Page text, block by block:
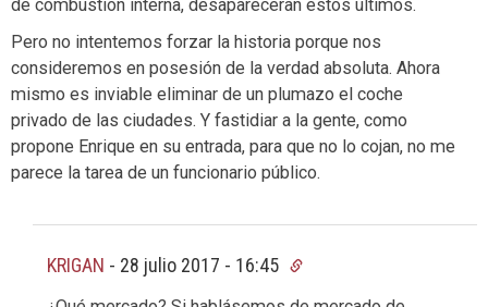
de combustión interna, desapareceran estos últimos.
Pero no intentemos forzar la historia porque nos
consideremos en posesión de la verdad absoluta. Ahora
mismo es inviable eliminar de un plumazo el coche
privado de las ciudades. Y fastidiar a la gente, como
propone Enrique en su entrada, para que no lo cojan, no me
parece la tarea de un funcionario público.
KRIGAN - 28 julio 2017 - 16:45